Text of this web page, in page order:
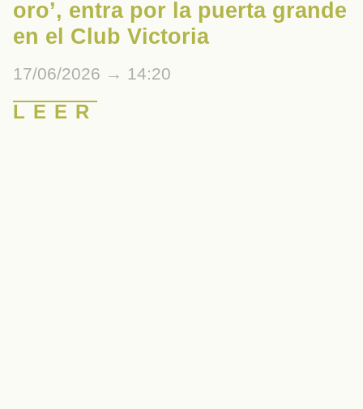
oro’, entra por la puerta grande
en el Club Victoria
17/06/2026 14:20
LEER